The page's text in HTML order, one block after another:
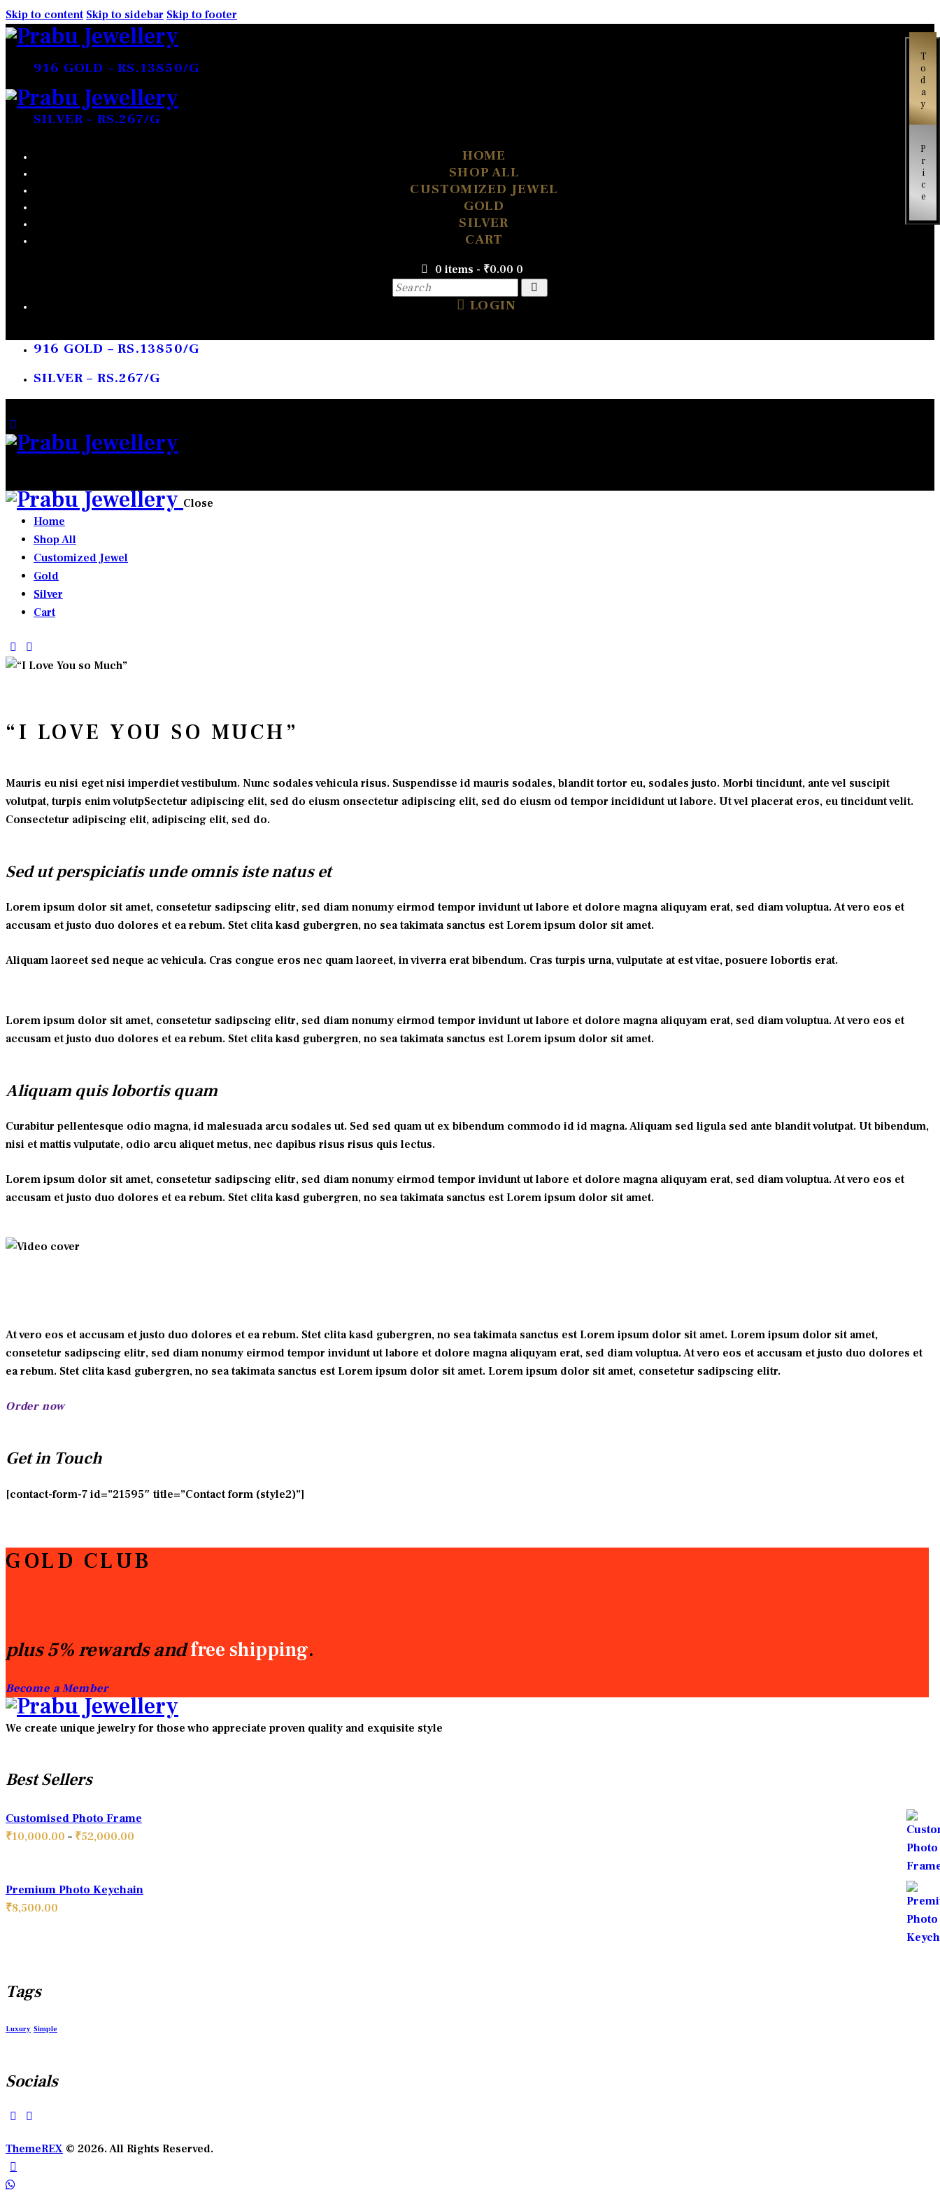
Skip to content Skip to sidebar Skip to footer
Today
Price
916 GOLD – RS.13850/G
SILVER – RS.267/G
HOME
SHOP ALL
CUSTOMIZED JEWEL
GOLD
SILVER
CART
0 items - ₹0.00 0
LOGIN
916 GOLD – RS.13850/G
SILVER – RS.267/G
Close
Home
Shop All
Customized Jewel
Gold
Silver
Cart
“I LOVE YOU SO MUCH”
Mauris eu nisi eget nisi imperdiet vestibulum. Nunc sodales vehicula risus. Suspendisse id mauris sodales, blandit tortor eu, sodales justo. Morbi tincidunt, ante vel suscipit
volutpat, turpis enim volutpSectetur adipiscing elit, sed do eiusm onsectetur adipiscing elit, sed do eiusm od tempor incididunt ut labore. Ut vel placerat eros, eu tincidunt velit.
Consectetur adipiscing elit, adipiscing elit, sed do.
Sed ut perspiciatis unde omnis iste natus et
Lorem ipsum dolor sit amet, consetetur sadipscing elitr, sed diam nonumy eirmod tempor invidunt ut labore et dolore magna aliquyam erat, sed diam voluptua. At vero eos et
accusam et justo duo dolores et ea rebum. Stet clita kasd gubergren, no sea takimata sanctus est Lorem ipsum dolor sit amet.
Aliquam laoreet sed neque ac vehicula. Cras congue eros nec quam laoreet, in viverra erat bibendum. Cras turpis urna, vulputate at est vitae, posuere lobortis erat.
Lorem ipsum dolor sit amet, consetetur sadipscing elitr, sed diam nonumy eirmod tempor invidunt ut labore et dolore magna aliquyam erat, sed diam voluptua. At vero eos et
accusam et justo duo dolores et ea rebum. Stet clita kasd gubergren, no sea takimata sanctus est Lorem ipsum dolor sit amet.
Aliquam quis lobortis quam
Curabitur pellentesque odio magna, id malesuada arcu sodales ut. Sed sed quam ut ex bibendum commodo id id magna. Aliquam sed ligula sed ante blandit volutpat. Ut bibendum,
nisi et mattis vulputate, odio arcu aliquet metus, nec dapibus risus risus quis lectus.
Lorem ipsum dolor sit amet, consetetur sadipscing elitr, sed diam nonumy eirmod tempor invidunt ut labore et dolore magna aliquyam erat, sed diam voluptua. At vero eos et
accusam et justo duo dolores et ea rebum. Stet clita kasd gubergren, no sea takimata sanctus est Lorem ipsum dolor sit amet.
At vero eos et accusam et justo duo dolores et ea rebum. Stet clita kasd gubergren, no sea takimata sanctus est Lorem ipsum dolor sit amet. Lorem ipsum dolor sit amet,
consetetur sadipscing elitr, sed diam nonumy eirmod tempor invidunt ut labore et dolore magna aliquyam erat, sed diam voluptua. At vero eos et accusam et justo duo dolores et
ea rebum. Stet clita kasd gubergren, no sea takimata sanctus est Lorem ipsum dolor sit amet. Lorem ipsum dolor sit amet, consetetur sadipscing elitr.
Order now
Get in Touch
[contact-form-7 id=”21595″ title=”Contact form (style2)”]
GOLD CLUB
plus 5% rewards andfree shipping.
Become a Member
We create unique jewelry for those who appreciate proven quality and exquisite style
Best Sellers
Customised Photo Frame
₹10,000.00 – ₹52,000.00
through
Premium Photo Keychain
₹8,500.00
Tags
Luxury Simple
Socials
ThemeREX © 2026. All Rights Reserved.